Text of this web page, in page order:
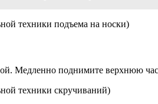
техники подъема на носки)
Медленно поднимите верхнюю
техники скручиваний)